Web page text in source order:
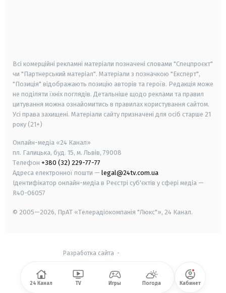
Всі комерційні рекламні матеріали позначені словами "Спецпроєкт"
чи "Партнерський матеріал". Матеріали з позначкою "Експерт",
"Позиція" відображають позицію авторів та героїв. Редакція може
не поділяти їхніх поглядів. Детальніше щодо реклами та правил
цитування можна ознайомитись в правилах користування сайтом.
Усі права захищені. Матеріали сайту призначені для осіб старше 21
року (21+)
Онлайн-медіа «24 Канал»
пл. Галицька, буд. 15, м. Львів, 79008
Телефон +380 (32) 229-77-77
Адреса електронної пошти — legal@24tv.com.ua
Ідентифікатор онлайн-медіа в Реєстрі суб'єктів у сфері медіа —
R40-06057
© 2005—2026, ПрАТ «Телерадіокомпанія "Люкс"», 24 Канал.
Разработка сайта -
24 Канал TV Игры Погода Кабинет